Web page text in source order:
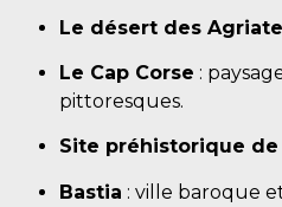
Le désert des
Le Cap Corse :
pittoresques.
Site préhistorique de
Bastia : ville baroque